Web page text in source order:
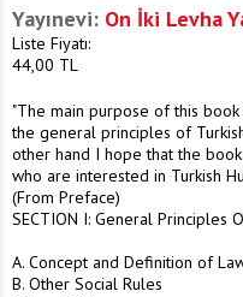
Yayınevi: On İki Levha
Liste Fiyatı:
44,00 TL
"The main purpose of this
the general principles of
other hand I hope that the
who are interested in Turkish
(From Preface)
SECTION I: General Principles
A. Concept and Definition of
B. Other Social Rules